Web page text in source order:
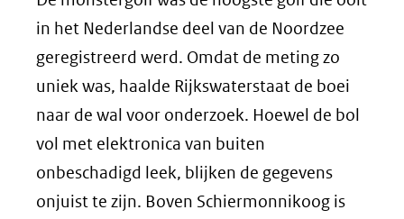
in het Nederlandse deel van de Noordzee
geregistreerd werd. Omdat de meting zo
uniek was, haalde Rijkswaterstaat de boei
naar de wal voor onderzoek. Hoewel de bol
vol met elektronica van buiten
onbeschadigd leek, blijken de gegevens
onjuist te zijn. Boven Schiermonnikoog is